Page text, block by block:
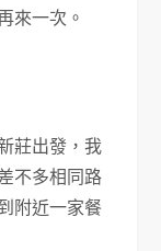
來一次。
莊出發，我
不多相同路
附近一家餐